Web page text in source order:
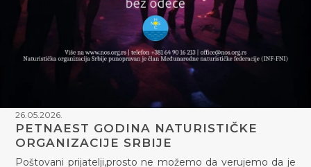
26.05.2026.
PETNAEST GODINA NATURISTIČKE
ORGANIZACIJE SRBIJE
Poštovani prijatelji,prosto ne možemo da verujemo da je